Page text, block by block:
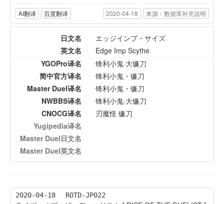
AI翻译 百度翻译 2020-04-18 来源：数据库补充说明
日文名
エッジインプ・サイズ
英文名
Edge Imp Scythe
YGOPro译名
锋利小鬼·大镰刀
简中官方译名
锋利小鬼・镰刀
Master Duel译名
锋利小鬼・镰刀
NWBBS译名
锋利小鬼·大镰刀
CNOCG译名
刃魔怪 镰刀
Yugipedia译名
Master Duel日文名
Master Duel英文名
2020-04-18 ROTD-JP022